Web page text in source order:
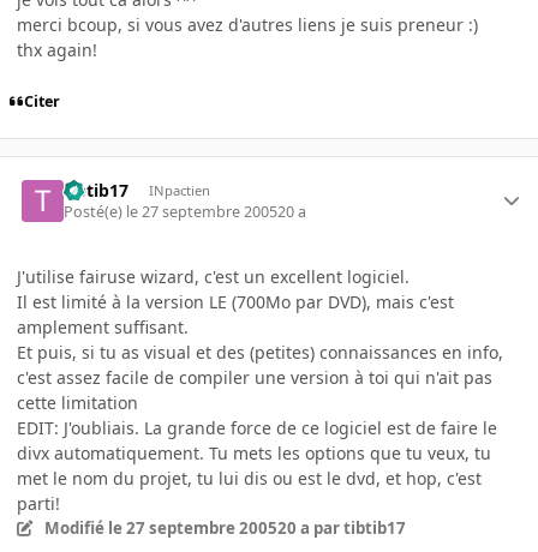
merci bcoup, si vous avez d'autres liens je suis preneur :)
thx again!
Citer
tibtib17 INpactien
Posté(e) le 27 septembre 200520 a
J'utilise fairuse wizard, c'est un excellent logiciel.
Il est limité à la version LE (700Mo par DVD), mais c'est
amplement suffisant.
Et puis, si tu as visual et des (petites) connaissances en info,
c'est assez facile de compiler une version à toi qui n'ait pas
cette limitation
EDIT: J'oubliais. La grande force de ce logiciel est de faire le
divx automatiquement. Tu mets les options que tu veux, tu
met le nom du projet, tu lui dis ou est le dvd, et hop, c'est
parti!
Modifié le 27 septembre 200520 a par tibtib17